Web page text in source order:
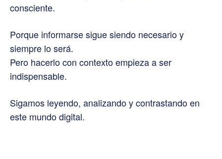
consciente.
Porque informarse sigue siendo necesario y
siempre lo será.
Pero hacerlo con contexto empieza a ser
indispensable.
Sigamos leyendo, analizando y contrastando en
este mundo digital.